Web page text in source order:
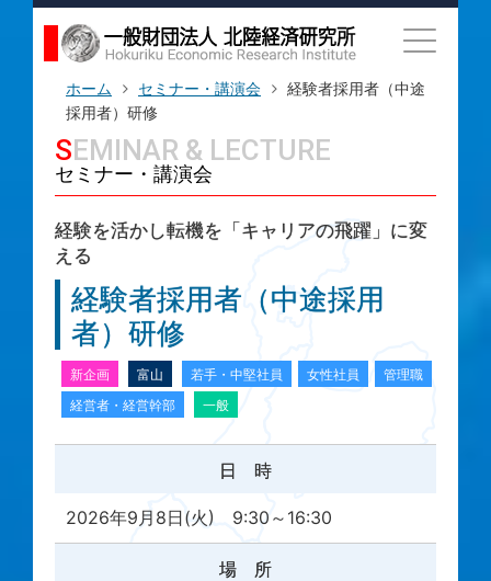
ホーム セミナー・講演会
経験者採用者（中途
採用者）研修
SEMINAR & LECTURE
セミナー・講演会
経験を活かし転機を「キャリアの飛躍」に変
える
経験者採用者（中途採用
者）研修
新企画 富山 若手・中堅社員 女性社員
管理職
経営者・経営幹部
一般
日 時
2026年9月8日(火) 9:30～16:30
場 所